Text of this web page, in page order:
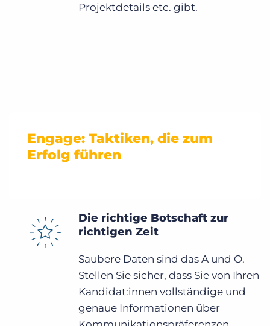
Projektdetails etc. gibt.
Engage: Taktiken, die zum
Erfolg führen
Die richtige Botschaft zur
richtigen Zeit
Saubere Daten sind das A und O.
Stellen Sie sicher, dass Sie von Ihren
Kandidat:innen vollständige und
genaue Informationen über